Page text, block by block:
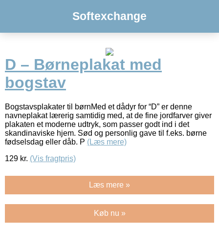
Softexchange
D – Børneplakat med
bogstav
Bogstavsplakater til børnMed et dådyr for “D” er denne
navneplakat lærerig samtidig med, at de fine jordfarver giver
plakaten et moderne udtryk, som passer godt ind i det
skandinaviske hjem. Sød og personlig gave til f.eks. børne
fødselsdag eller dåb. P (Læs mere)
129 kr. (Vis fragtpris)
Læs mere »
Køb nu »